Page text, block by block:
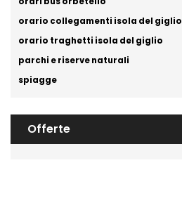
orario collegamenti isola del giglio
orario traghetti isola del giglio
parchi e riserve naturali
spiagge
Offerte